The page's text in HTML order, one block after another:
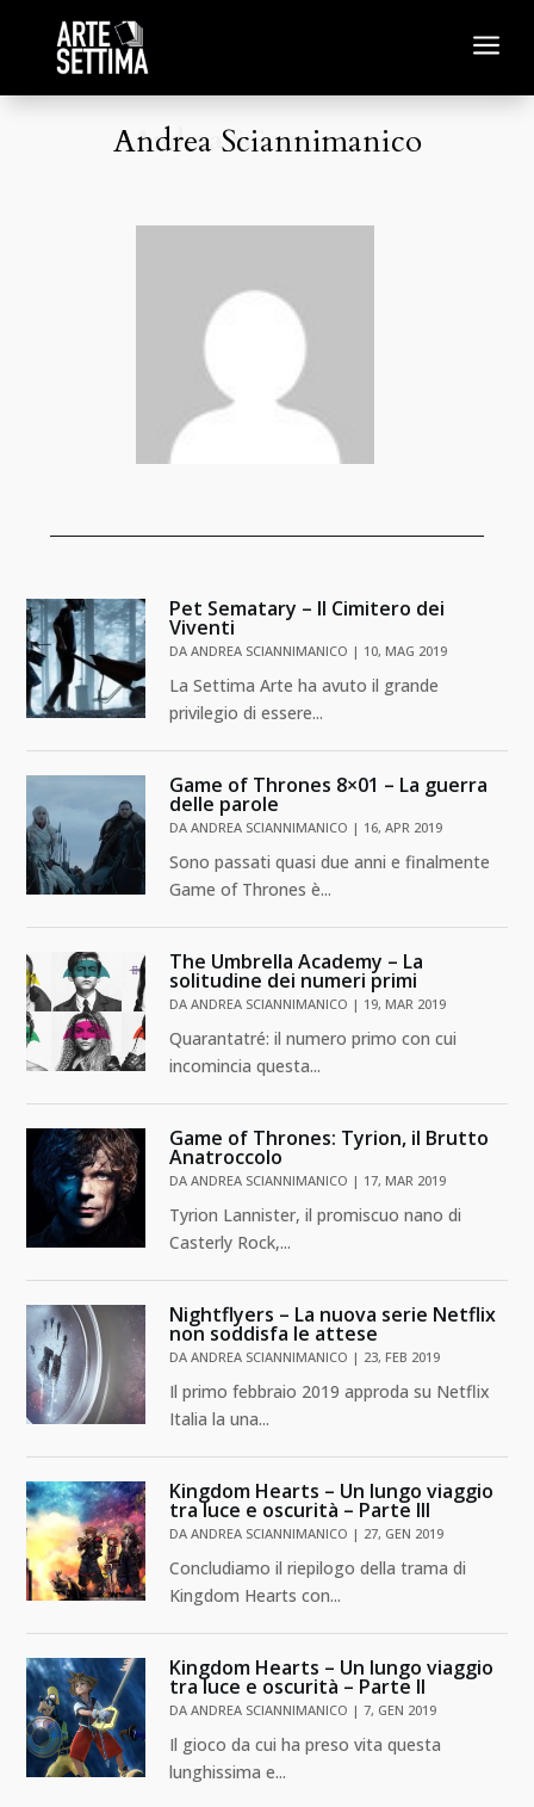
a
Andrea Sciannimanico
Andrea Sciannimanico
Pet Sematary – Il Cimitero dei
Viventi
DAANDREA SCIANNIMANICO | 10, MAG 2019
La Settima Arte ha avuto il grande
privilegio di essere...
Game of Thrones 8×01 – La guerra
delle parole
DAANDREA SCIANNIMANICO | 16, APR 2019
Sono passati quasi due anni e finalmente
Game of Thrones è...
The Umbrella Academy – La
solitudine dei numeri primi
DAANDREA SCIANNIMANICO | 19, MAR 2019
Quarantatré: il numero primo con cui
incomincia questa...
Game of Thrones: Tyrion, il Brutto
Anatroccolo
DAANDREA SCIANNIMANICO | 17, MAR 2019
Tyrion Lannister, il promiscuo nano di
Casterly Rock,...
Nightflyers – La nuova serie Netflix
non soddisfa le attese
DAANDREA SCIANNIMANICO | 23, FEB 2019
Il primo febbraio 2019 approda su Netflix
Italia la una...
Kingdom Hearts – Un lungo viaggio
tra luce e oscurità – Parte III
DAANDREA SCIANNIMANICO | 27, GEN 2019
Concludiamo il riepilogo della trama di
Kingdom Hearts con...
Kingdom Hearts – Un lungo viaggio
tra luce e oscurità – Parte II
DAANDREA SCIANNIMANICO |7, GEN 2019
Il gioco da cui ha preso vita questa
lunghissima e...